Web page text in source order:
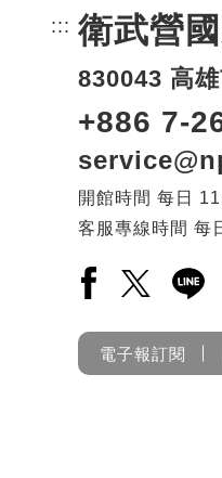
::: 頁尾網站資訊。
衛武營
830043 高
+886 7-
開館時間 每日
客服專線時間 每
Facebook(另
X(另開新
電子報訂閱